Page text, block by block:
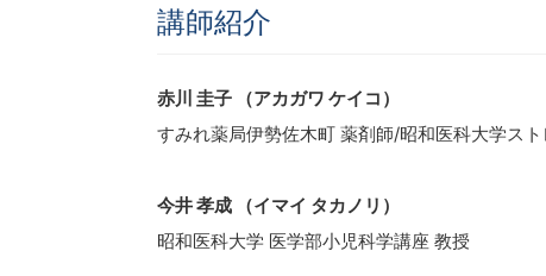
講師紹介
赤川 圭子 （アカガワ ケイコ）
すみれ薬局伊勢佐木町 薬剤師/昭和医科大学ス
今井 孝成 （イマイ タカノリ）
昭和医科大学 医学部小児科学講座 教授